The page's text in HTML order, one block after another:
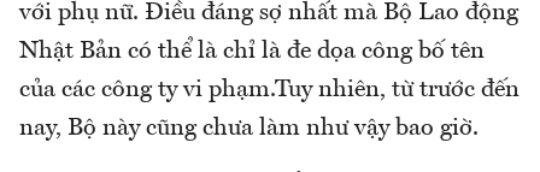
với phụ nữ. Điều đáng sợ nhất mà Bộ Lao động
Nhật Bản có thể là chỉ là đe dọa công bố tên
của các công ty vi phạm.Tuy nhiên, từ trước đến
nay, Bộ này cũng chưa làm như vậy bao giờ.